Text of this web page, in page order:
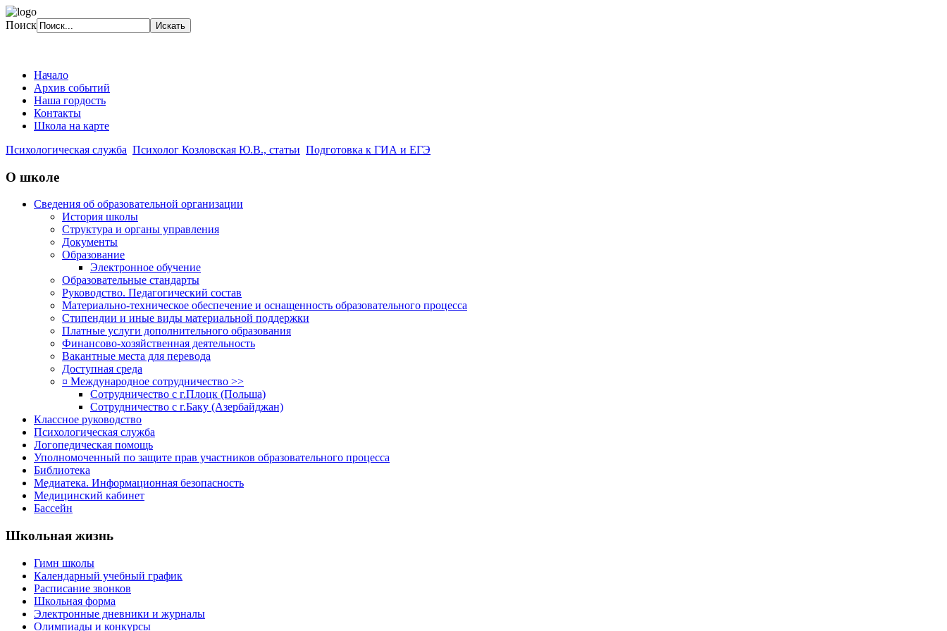
Поиск
Начало
Архив событий
Наша гордость
Контакты
Школа на карте
Психологическая служба Психолог Козловская Ю.В., статьи Подготовка к ГИА и ЕГЭ
О школе
Сведения об образовательной организации
История школы
Структура и органы управления
Документы
Образование
Электронное обучение
Образовательные стандарты
Руководство. Педагогический состав
Материально-техническое обеспечение и оснащенность образовательного процесса
Стипендии и иные виды материальной поддержки
Платные услуги дополнительного образования
Финансово-хозяйственная деятельность
Вакантные места для перевода
Доступная среда
¤ Международное сотрудничество >>
Сотрудничество с г.Плоцк (Польша)
Сотрудничество с г.Баку (Азербайджан)
Классное руководство
Психологическая служба
Логопедическая помощь
Уполномоченный по защите прав участников образовательного процесса
Библиотека
Медиатека. Информационная безопасность
Медицинский кабинет
Бассейн
Школьная жизнь
Гимн школы
Календарный учебный график
Расписание звонков
Школьная форма
Электронные дневники и журналы
Олимпиады и конкурсы